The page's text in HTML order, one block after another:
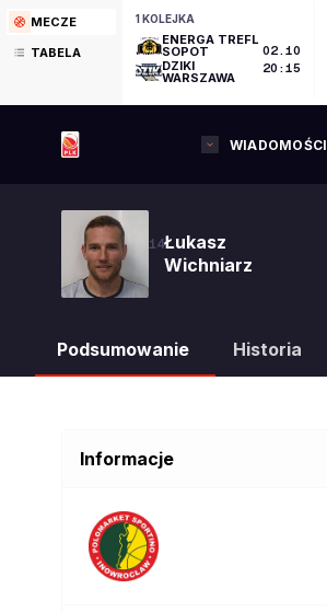
MECZE
TABELA
1 KOLEJKA
ENERGA TREFL
SOPOT
DZIKI
WARSZAWA
02.10
20:15
WIADOMOŚCI
14Łukasz
Wichniarz
Podsumowanie Historia
Informacje